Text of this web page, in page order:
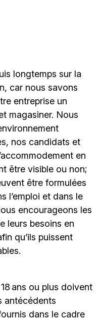
longtemps sur la
car nous savons
entreprise un
magasiner. Nous
nos candidats et
en
être visible ou non;
être formulées
l’emploi et dans le
encourageons les
leurs besoins en
qu’ils puissent
ans ou plus doivent
antécédents
dans le cadre